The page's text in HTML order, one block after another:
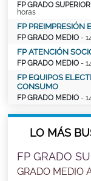
FP GRADO
horas
FP PREIMPRESIÓN
FP GRADO MEDIO -
FP ATENCIÓN
FP GRADO MEDIO -
FP EQUIPOS
CONSUMO
FP GRADO MEDIO -
LO MÁS
FP GRADO
GRADO MEDIO